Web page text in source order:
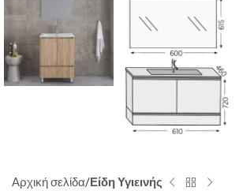
Αρχική σελίδα Είδη Υγιεινής